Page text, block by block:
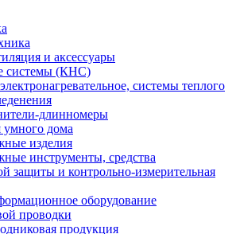
и аксессуары
системы (КНС)
системы теплого
длинномеры
умного дома
изделия
инструменты, средства
защиты и контрольно-измерительная
оборудование
проводки
продукция